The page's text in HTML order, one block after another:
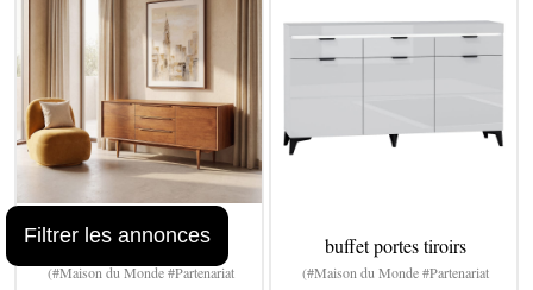
buffet enfilade vintage
(#Maison du Monde #Partenariat
buffet portes tiroirs
(#Maison du Monde #Partenariat
Filtrer les annonces